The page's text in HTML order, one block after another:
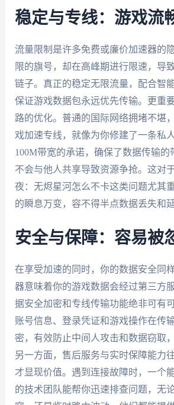
稳定与专线：游戏流
流量限制是许多免费或廉价加速器的
限的旗号，却在高峰期进行限速，导
链子。真正的稳定无限流量，配合智
保证游戏数据包永远优先传输。更重
路的优化。普通的国际网络拥堵不堪
戏加速专线，就像为你修建了一条私
100M带宽的承诺，确保了数据传输的
不会与他人共享导致资源争抢。这对
夜：无烬星河怎么不卡这类问题尤其
的瞬息万变，容不得半点数据丢失和延
安全与保障：容易被
在享受加速的同时，你的数据安全同
器意味着你的游戏数据会经过第三方
据安全加密和专线传输功能绝非可有
账号信息、登录凭证和游戏操作在传
密，有效防止中间人攻击和数据窃取
另一方面，售后服务与实时保障能力
才显现价值。遇到连接故障时，一个
的技术团队能帮你迅速排查问题，无